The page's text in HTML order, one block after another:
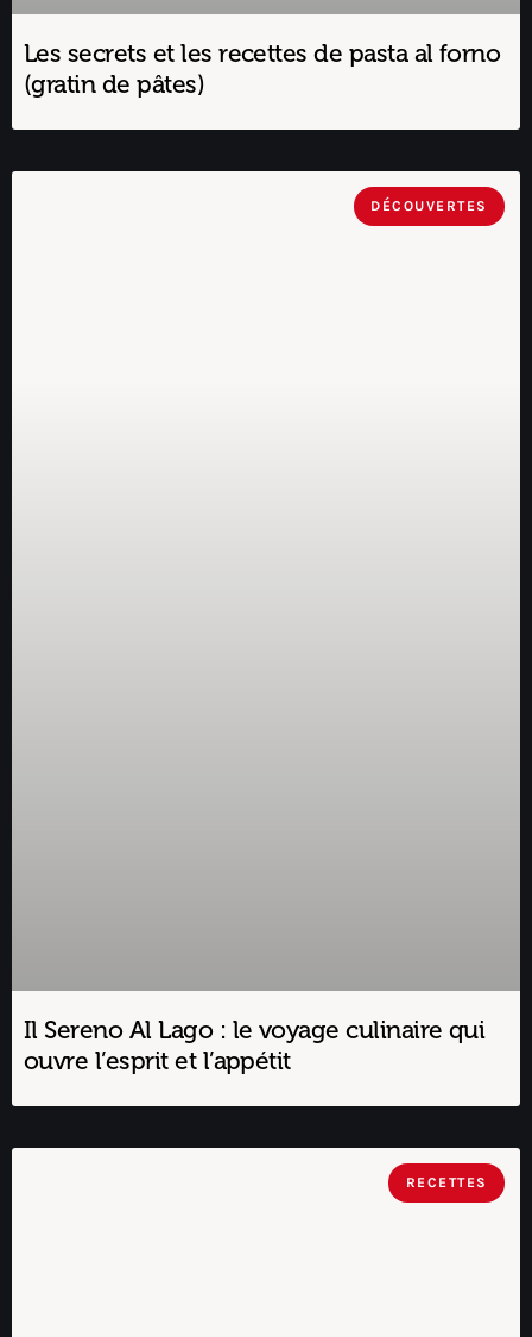
Les secrets et les recettes de pasta al forno
(gratin de pâtes)
DÉCOUVERTES
Il Sereno Al Lago : le voyage culinaire qui
ouvre l’esprit et l’appétit
RECETTES